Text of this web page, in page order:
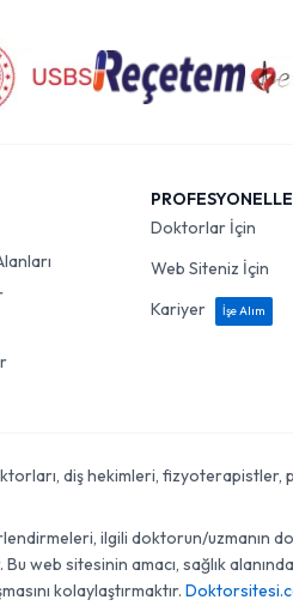
Doktorlar İçin
Web Siteniz İçin
Kariyer
İşe Alım
diş hekimleri, fizyoterapistler,
ilgili doktorun/uzmanın
web sitesinin amacı, sağlık
kolaylaştırmaktır.